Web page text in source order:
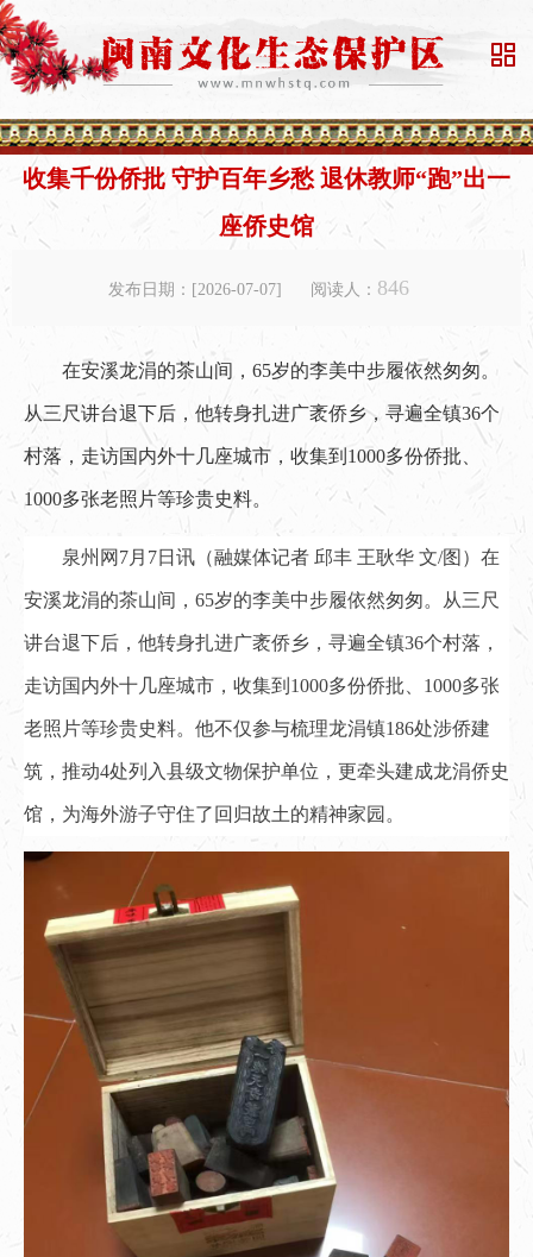

收集千份侨批 守护百年乡愁 退休教师“跑”出一
座侨史馆
发布日期：[2026-07-07] 阅读人： 846
在安溪龙涓的茶山间，65岁的李美中步履依然匆匆。
从三尺讲台退下后，他转身扎进广袤侨乡，寻遍全镇36个
村落，走访国内外十几座城市，收集到1000多份侨批、
1000多张老照片等珍贵史料。
泉州网7月7日讯（融媒体记者 邱丰 王耿华 文/图）在
安溪龙涓的茶山间，65岁的李美中步履依然匆匆。从三尺
讲台退下后，他转身扎进广袤侨乡，寻遍全镇36个村落，
走访国内外十几座城市，收集到1000多份侨批、1000多张
老照片等珍贵史料。他不仅参与梳理龙涓镇186处涉侨建
筑，推动4处列入县级文物保护单位，更牵头建成龙涓侨史
馆，为海外游子守住了回归故土的精神家园。